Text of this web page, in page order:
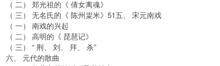
（ 二） 郑光祖的《 倩女离魂》
（ 三） 无名氏的《 陈州粜米》51五、 宋元南戏
（ 一） 南戏的兴起
（ 二） 高明的《 琵琶记》
（ 三） “ 荆、 刘、 拜、 杀”
六、 元代的散曲